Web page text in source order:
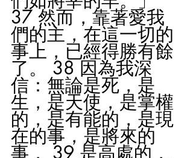
37 然而，靠著愛我
們的主，在這一切的
事上，已經得勝有餘
了。 38 因為我深
信：無論是死，是
生，是天使，是掌權
的，是有能的，是現
在的事，是將來的
事， 39 是高處的，